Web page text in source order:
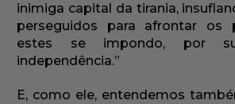
inimiga capital da tirania,
perseguidos para afrontar os
estes se impondo, por
independência.”
E, como ele, entendemos